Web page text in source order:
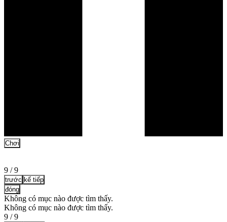
Chơi
9 /9
trước kế tiếp
đóng
Không có mục nào được tìm thấy.
Không có mục nào được tìm thấy.
9 /9